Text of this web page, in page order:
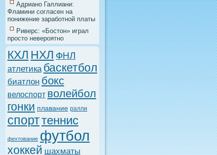
Адриано Галлиани:
Фламини согласен на
понижение заработной платы
Риверс: «Бостон» играл
просто невероятно
КХЛ НХЛ ФНЛ
атлетика баскетбол
биатлон бокс
велоспорт волейбол
гонки плавание ралли
спорттеннис
фехтование футбол
хоккей шахматы